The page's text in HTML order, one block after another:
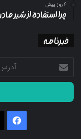
4 روز پیش
چرا استفاده از شیر
خبرنامه
آدرس
ایمیل
خود
وارد